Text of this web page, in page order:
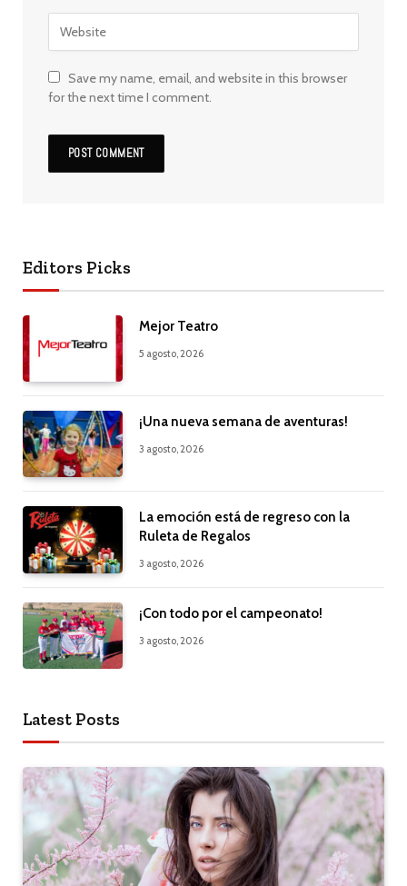
Save my name, email, and website in this browser
for the next time I comment.
Editors Picks
Mejor Teatro
5 agosto, 2026
¡Una nueva semana de aventuras!
3 agosto, 2026
La emoción está de regreso con la
Ruleta de Regalos
3 agosto, 2026
¡Con todo por el campeonato!
3 agosto, 2026
Latest Posts